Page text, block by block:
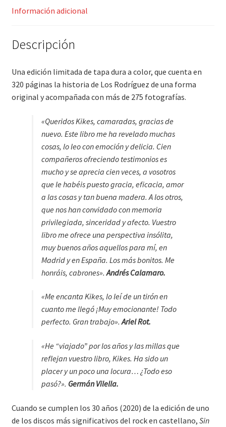
Información adicional
Descripción
Una edición limitada de tapa dura a color, que cuenta en
320 páginas la historia de Los Rodríguez de una forma
original y acompañada con más de 275 fotografías.
«Queridos Kikes, camaradas, gracias de
nuevo. Este libro me ha revelado muchas
cosas, lo leo con emoción y delicia. Cien
compañeros ofreciendo testimonios es
mucho y se aprecia cien veces, a vosotros
que le habéis puesto gracia, eficacia, amor
a las cosas y tan buena madera. A los otros,
que nos han convidado con memoria
privilegiada, sinceridad y afecto. Vuestro
libro me ofrece una perspectiva insólita,
muy buenos años aquellos para mí, en
Madrid y en España. Los más bonitos. Me
honráis, cabrones».Andrés Calamaro.
«Me encanta Kikes, lo leí de un tirón en
cuanto me llegó ¡Muy emocionante! Todo
perfecto. Gran trabajo».Ariel Rot.
«He “viajado” por los años y las millas que
reflejan vuestro libro, Kikes. Ha sido un
placer y un poco una locura… ¿Todo eso
pasó?». Germán Vilella.
Cuando se cumplen los 30 años (2020) de la edición de uno
de los discos más significativos del rock en castellano, Sin